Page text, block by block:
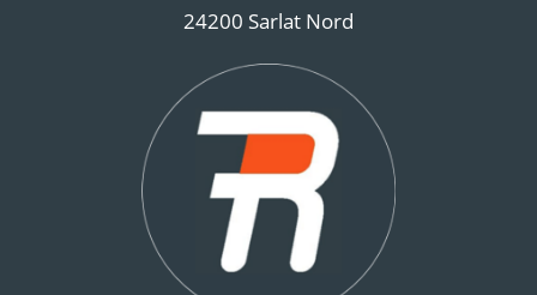
24200 Sarlat Nord